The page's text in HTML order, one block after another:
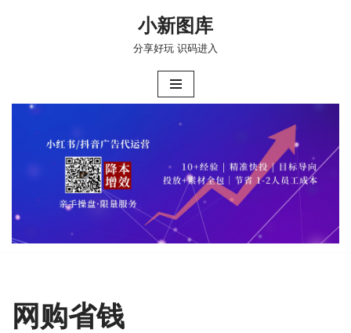
小新图库
分享好玩 识码进入
网购省钱